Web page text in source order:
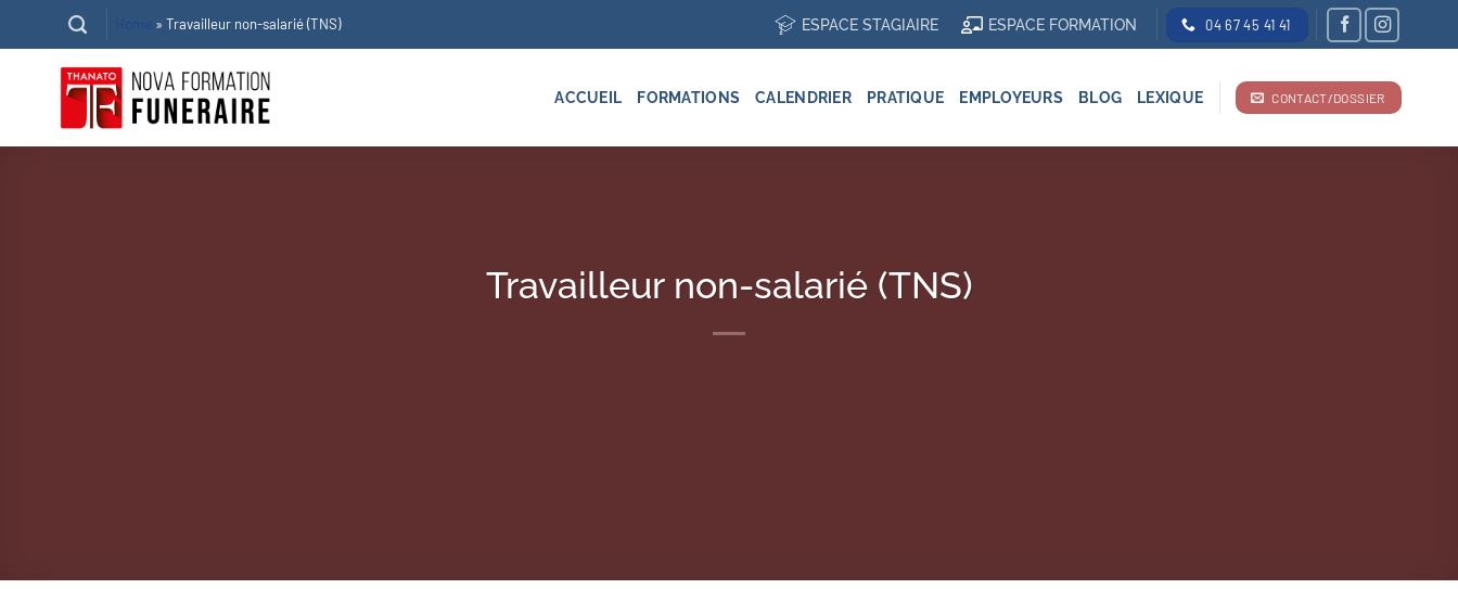
au
contenu
»Travailleur non-salarié (TNS) ESPACE STAGIAIRE ESPACE FORMATION 04 67 45 41 41
ACCUEIL FORMATIONS CALENDRIER PRATIQUE EMPLOYEURS BLOG LEXIQUE CONTACT/DOSSIER
Travailleur non-salarié (TNS)